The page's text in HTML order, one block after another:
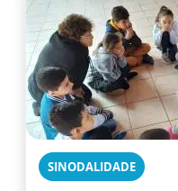
SINODALIDADE